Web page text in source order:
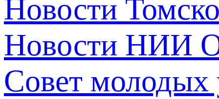
Новости
Новости НИИ
Совет молодых